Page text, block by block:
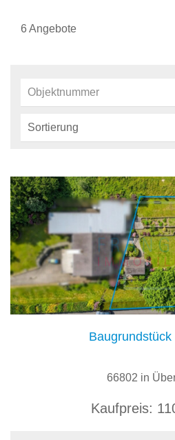
6 Angebote
Baugrundstück
66802 in
Kaufpreis: